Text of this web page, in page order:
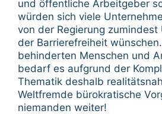
und öffentliche Arbeitgeber
würden sich viele
von der Regierung
der Barrierefreiheit
behinderten Menschen und
bedarf es aufgrund der
Thematik deshalb
Weltfremde bürokratische
niemanden weiter!